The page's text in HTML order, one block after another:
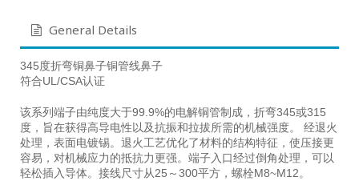
General Details
345度折弯铜鼻子铜管线鼻子
符合UL/CSA认证
该系列端子由纯度大于99.9%的电解铜管制成，折弯345或315
度，旨在获得高导电性以及抗振和拉拔所需的机械强度。 经退火
处理，表面电镀锡。退火工艺优化了材料的结构特征，使压接更
容易，对机械应力的抵抗力更强。端子入口经过倒角处理，可以
轻松插入导体。接线尺寸从25～300平方，螺栓M8~M12。